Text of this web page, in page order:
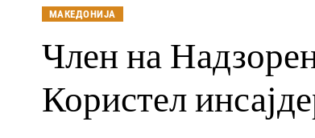
МАКЕДОНИЈА
Член на
Користел